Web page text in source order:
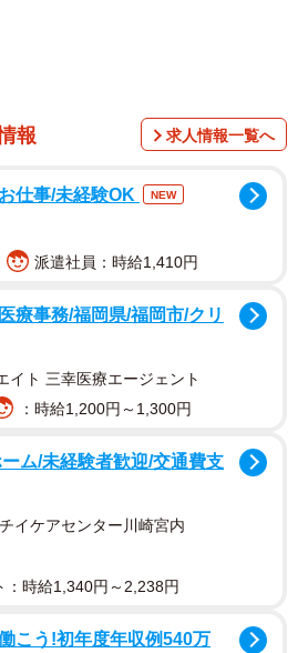
報 求人情報一覧へ
仕事/未経験OK NEW
派遣社員：時給1,410円
療事務/福岡県/福岡市/クリ
イト 三幸医療エージェント
：時給1,200円～1,300円
ム/未経験者歓迎/交通費支
イケアセンター川崎宮内
：時給1,340円～2,238円
こう!初年度年収例540万